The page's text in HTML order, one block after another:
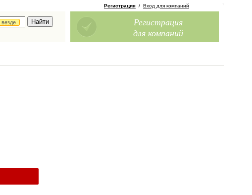
везде
Регистрация / Вход для компаний
Регистрация
для компаний